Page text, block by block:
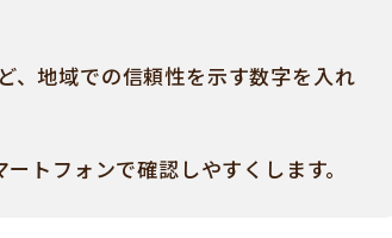
、地域での信頼性を示す数字を入れ
トフォンで確認しやすくします。